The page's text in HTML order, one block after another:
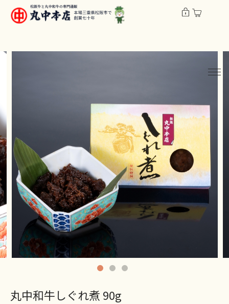
丸中和牛しぐれ煮 90g